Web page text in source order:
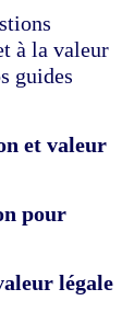
à la valeur
guides
et valeur
pour
légale